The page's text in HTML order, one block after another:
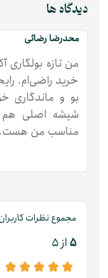
دیدگاه ها
محدرضا رضائی
من تازه بولگاری
خرید راضی‌ام.
بو و ماندگاری
شیشه اصلی
مناسب من هست.
مجموع نظرات کاربران
5از 5